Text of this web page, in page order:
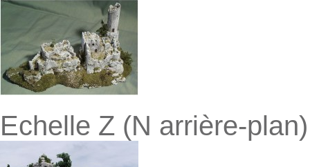
Echelle Z (N arrière-plan)